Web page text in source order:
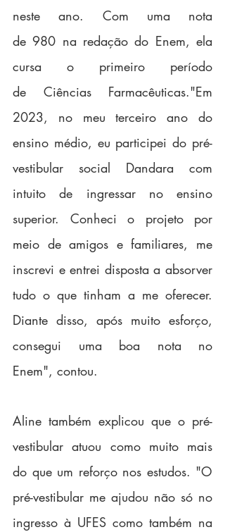
neste ano. Com uma nota
de 980 na redação do Enem, ela
cursa o primeiro período
de Ciências Farmacêuticas."Em
2023, no meu terceiro ano do
ensino médio, eu participei do pré-
vestibular social Dandara com
intuito de ingressar no ensino
superior. Conheci o projeto por
meio de amigos e familiares, me
inscrevi e entrei disposta a absorver
tudo o que tinham a me oferecer.
Diante disso, após muito esforço,
consegui uma boa nota no
Enem", contou.
Aline também explicou que o pré-
vestibular atuou como muito mais
do que um reforço nos estudos. "O
pré-vestibular me ajudou não só no
ingresso à UFES como também na